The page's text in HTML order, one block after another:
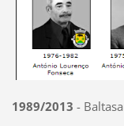
1989/2013 -